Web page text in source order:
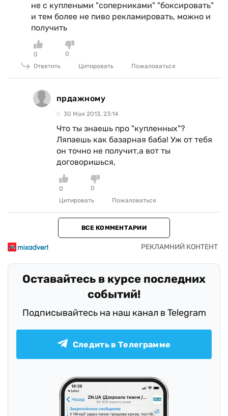
не с куплеными "соперниками" "боксировать"
и тем более не пиво рекламировать, можно и
получить
0
0
Ответить
Цитировать Пожаловаться
прдажному
30 Мая 2013, 23:14
Что ты знаешь про "купленных"?
Ляпаешь как базарная баба! Уж от тебя
он точно не получит,а вот ты
договоришься,
0
0
Цитировать
Пожаловаться
ВСЕ КОММЕНТАРИИ
Оставайтесь в курсе последних
событий!
Подписывайтесь на наш канал в Telegram
Следить в Телеграмме